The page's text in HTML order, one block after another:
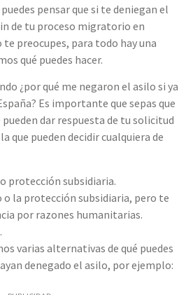
pensar que si te deniegan el
de tu proceso migratorio en
te preocupes, para todo hay una
qué puedes hacer.
¿por qué me negaron el asilo si ya
Es importante que sepas que
dar respuesta de tu solicitud
que pueden decidir cualquiera de
protección subsidiaria.
o la protección subsidiaria, pero te
por razones humanitarias.
varias alternativas de qué puedes
denegado el asilo, por ejemplo: